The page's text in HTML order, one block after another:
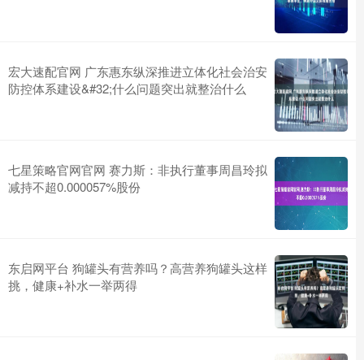
宏大速配官网 广东惠东纵深推进立体化社会治安
防控体系建设&#32;什么问题突出就整治什么
七星策略官网官网 赛力斯：非执行董事周昌玲拟
减持不超0.000057%股份
东启网平台 狗罐头有营养吗？高营养狗罐头这样
挑，健康+补水一举两得